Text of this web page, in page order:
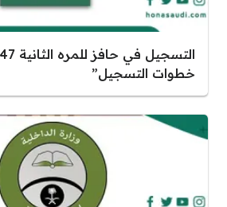
خطوات التسجيل”